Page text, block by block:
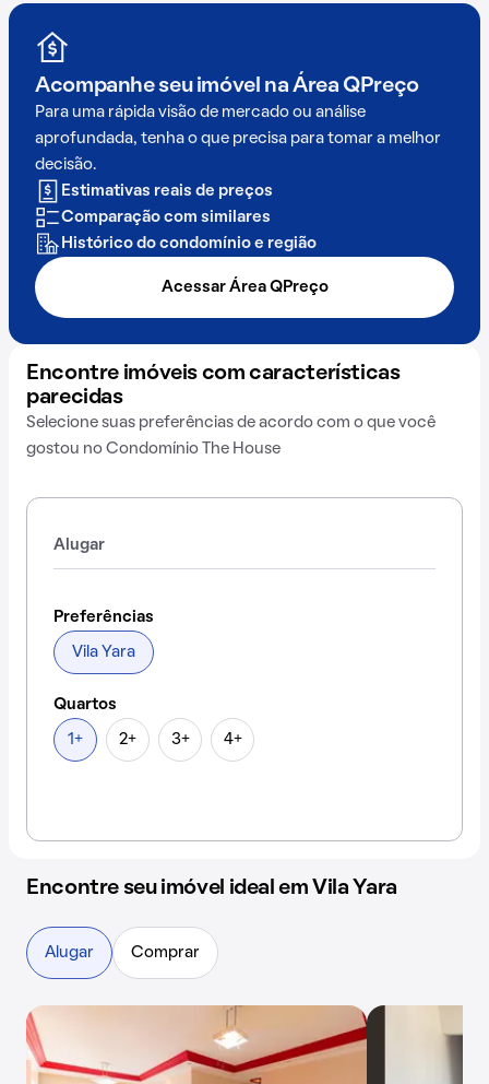
Acompanhe seu imóvel na Área QPreço
Para uma rápida visão de mercado ou análise
aprofundada, tenha o que precisa para tomar a melhor
decisão.
Estimativas reais de preços
Comparação com similares
Histórico do condomínio e região
Acessar Área QPreço
Encontre imóveis com características
parecidas
Selecione suas preferências de acordo com o que você
gostou no Condomínio The House
Alugar
Preferências
Vila Yara
Quartos
1+ 2+ 3+ 4+
Encontre seu imóvel ideal em Vila Yara
Alugar Comprar